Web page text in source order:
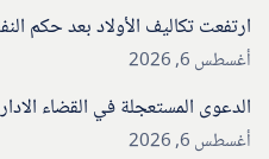
ارتفعت تكاليف الأولاد بعد حكم
أغسطس 6, 2026
الدعوى المستعجلة في القضاء
أغسطس 6, 2026